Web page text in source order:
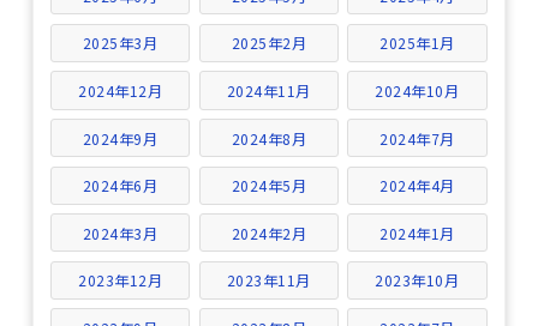
2025年3月 2025年2月 2025年1月
2024年12月 2024年11月 2024年10月
2024年9月 2024年8月 2024年7月
2024年6月 2024年5月 2024年4月
2024年3月 2024年2月 2024年1月
2023年12月 2023年11月 2023年10月